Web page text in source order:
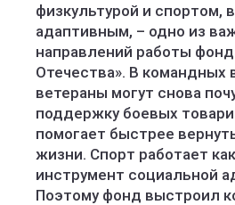
физкультурой и спортом,
адаптивным, – одно из
направлений работы
Отечества». В командных
ветераны могут снова
поддержку боевых
помогает быстрее
жизни. Спорт работает
инструмент социальной
Поэтому фонд выстроил